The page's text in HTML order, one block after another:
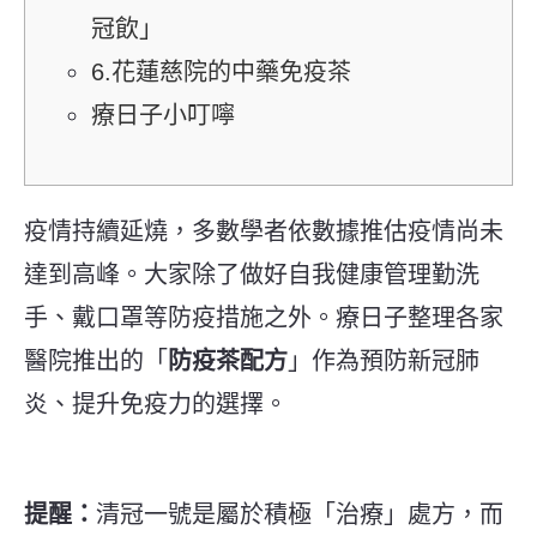
冠飲」
6.花蓮慈院的中藥免疫茶
療日子小叮嚀
疫情持續延燒，多數學者依數據推估疫情尚未
達到高峰。大家除了做好自我健康管理勤洗
手、戴口罩等防疫措施之外。療日子整理各家
醫院推出的「 防疫茶配方 」作為預防新冠肺
炎、提升免疫力的選擇。
提醒： 清冠一號是屬於積極「治療」處方，而